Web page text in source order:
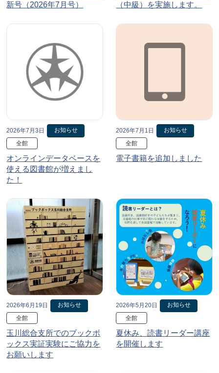
新号（2026年7月号）
（中級）を実施します。
2026年7月3日
お知らせ
全館
オンラインデータベースを
使える図書館が増えまし
た！
2026年7月1日
お知らせ
全館
電子書籍を追加しました
2026年6月19日
お知らせ
全館
玉川総合支所でのブックボ
ックス実証実験にご協力を
お願いします
2026年5月20日
お知らせ
全館
夏休み、読書リーダー講座
を開催します